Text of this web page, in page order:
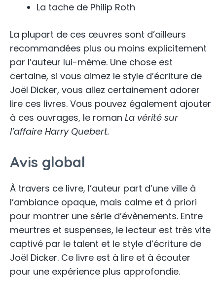
La tache de Philip Roth
La plupart de ces œuvres sont d’ailleurs
recommandées plus ou moins explicitement
par l’auteur lui-même. Une chose est
certaine, si vous aimez le style d’écriture de
Joël Dicker, vous allez certainement adorer
lire ces livres. Vous pouvez également ajouter
à ces ouvrages, le roman La vérité sur
l’affaire Harry Quebert.
Avis global
À travers ce livre, l’auteur part d’une ville à
l’ambiance opaque, mais calme et à priori
pour montrer une série d’évènements. Entre
meurtres et suspenses, le lecteur est très vite
captivé par le talent et le style d’écriture de
Joël Dicker. Ce livre est à lire et à écouter
pour une expérience plus approfondie.